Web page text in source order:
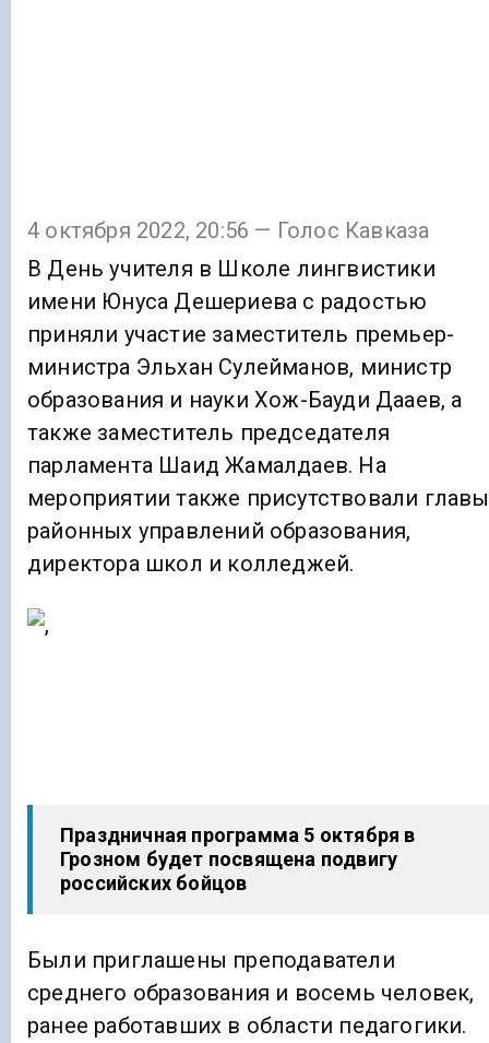
4 октября 2022, 20:56 — Голос Кавказа
В День учителя в Школе лингвистики
имени Юнуса Дешериева с радостью
приняли участие заместитель премьер-
министра Эльхан Сулейманов, министр
образования и науки Хож-Бауди Дааев, а
также заместитель председателя
парламента Шаид Жамалдаев. На
мероприятии также присутствовали главы
районных управлений образования,
директора школ и колледжей.
Праздничная программа 5 октября в
Грозном будет посвящена подвигу
российских бойцов
Были приглашены преподаватели
среднего образования и восемь человек,
ранее работавших в области педагогики.